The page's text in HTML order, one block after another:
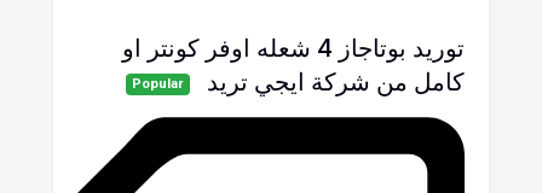
توريد بوتاجاز 4 شعله اوفر كونتر او
كامل من شركة ايجي تريد
Popular